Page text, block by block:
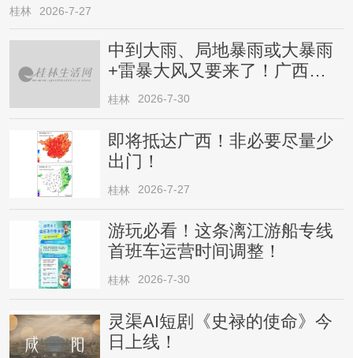
桂林 2026-7-27
中到大雨、局地暴雨或大暴雨
+雷暴大风又要来了！广西人
请注意
桂林 2026-7-30
即将抵达广西！非必要尽量少
出门！
桂林 2026-7-27
游玩必看！这条漓江游船专线
首班车运营时间调整！
桂林 2026-7-30
灵渠AI短剧《史禄的使命》今
日上线！